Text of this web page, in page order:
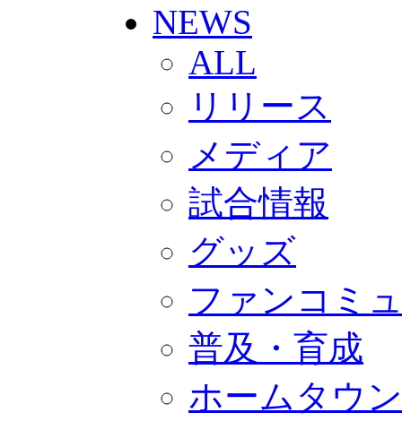
2026/27
練習見学時のファンサービスに
奈良クラブ明治安田J3リーグ
奈良クラブ明治安田Ｊ3リーグ
観戦ルール＆マナー
FANCOMMUNITY
サポートショップ
GOODS
オフィシャルストア（実店舗）
オンラインストア
ACADEMY
アカデミーについて
プロジェクト
ジュニア
ジュニアユース
ユース
練習拠点（ナラディーア）
CLUB
2026/27 パートナー企業
NEWS
ALL
リリース
メディア
試合情報
グッズ
ファンコミ
普及・育成
ホームタウン